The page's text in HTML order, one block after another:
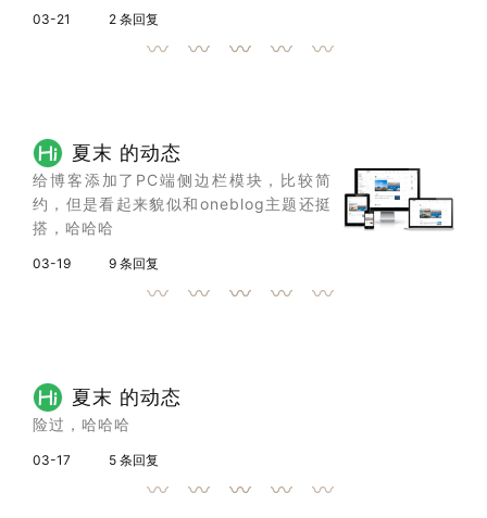
03-21 2 条回复
夏末 的动态
给博客添加了PC端侧边栏模块，比较简
约，但是看起来貌似和oneblog主题还挺
搭，哈哈哈
03-19 9 条回复
夏末 的动态
险过，哈哈哈
03-17 5 条回复